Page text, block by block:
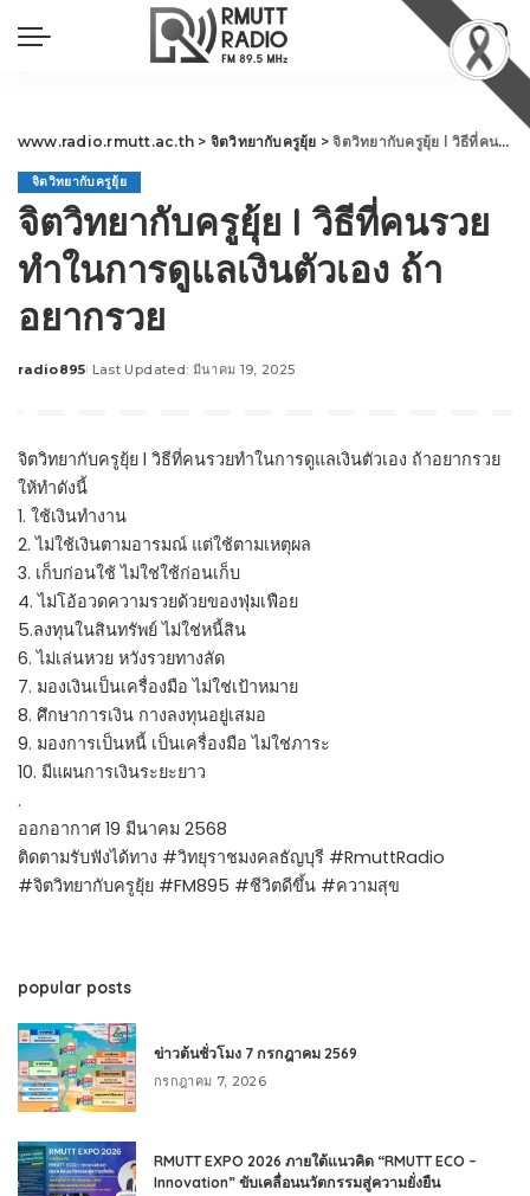
www.radio.rmutt.ac.th > จิตวิทยากับครูยุ้ย >จิตวิทยากับครูยุ้ย l วิธีที่คนรวยทำในการดูแลเงินตัวเอง ถ้าอยากรวย
จิตวิทยากับครูยุ้ย
จิตวิทยากับครูยุ้ย l วิธีที่คนรวย
ทำในการดูแลเงินตัวเอง ถ้า
อยากรวย
Posted
radio895 Last Updated: มีนาคม 19, 2025
จิตวิทยากับครูยุ้ย l วิธีที่คนรวยทำในการดูแลเงินตัวเอง ถ้าอยากรวย
ให้ทำดังนี้
1. ใช้เงินทำงาน
2. ไม่ใช้เงินตามอารมณ์ แต่ใช้ตามเหตุผล
3. เก็บก่อนใช้ ไม่ใช่ใช้ก่อนเก็บ
4. ไม่โอ้อวดความรวยด้วยของฟุ่มเฟือย
5.ลงทุนในสินทรัพย์ ไม่ใช่หนี้สิน
6. ไม่เล่นหวย หวังรวยทางลัด
7. มองเงินเป็นเครื่องมือ ไม่ใช่เป้าหมาย
8. ศึกษาการเงิน กางลงทุนอยู่เสมอ
9. มองการเป็นหนี้ เป็นเครื่องมือ ไม่ใช่ภาระ
10. มีแผนการเงินระยะยาว
.
ออกอากาศ 19 มีนาคม 2568
ติดตามรับฟังได้ทาง #วิทยุราชมงคลธัญบุรี #RmuttRadio
#จิตวิทยากับครูยุ้ย #FM895 #ชีวิตดีขึ้น #ความสุข
popular posts
ข่าวต้นชั่วโมง 7 กรกฎาคม 2569
กรกฎาคม 7, 2026
RMUTT EXPO 2026 ภายใต้แนวคิด “RMUTT ECO –
Innovation” ขับเคลื่อนนวัตกรรมสู่ความยั่งยืน